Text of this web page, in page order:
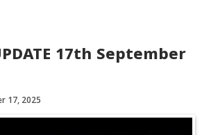
17th September
17, 2025